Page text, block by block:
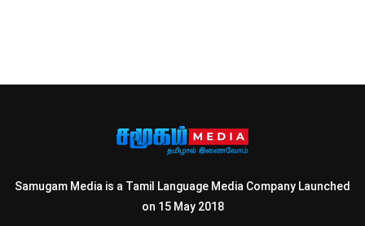
Samugam Media is a Tamil Language Media Company Launched
on 15 May 2018